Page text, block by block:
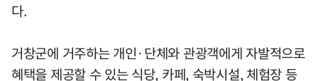
다.
거창군에 거주하는 개인·단체와 관광객에게 자발적으로
혜택을 제공할 수 있는 식당, 카페, 숙박시설, 체험장 등